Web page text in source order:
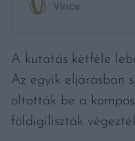
A kutatás kétféle
Az egyik eljárásban
oltották be a
földigiliszták